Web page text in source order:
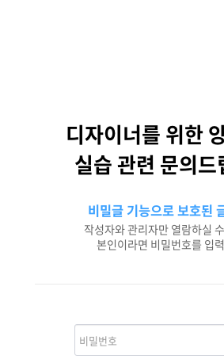
디자이너를 위한
실습 관련 문의
비밀글 기능으로 보호된
작성자와 관리자만 열람하실
본인이라면 비밀번호를 입